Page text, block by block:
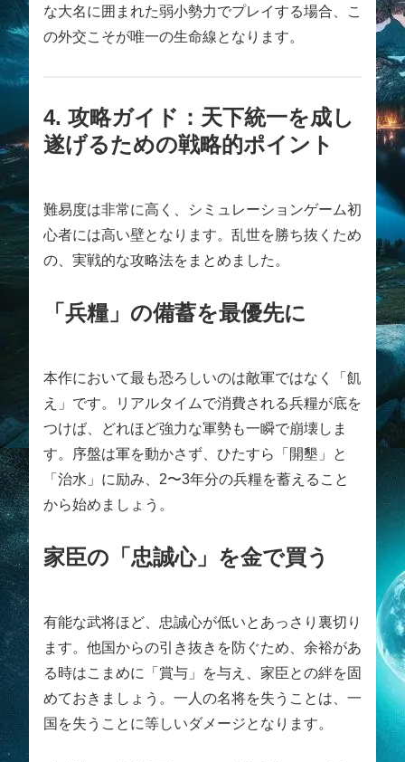
な大名に囲まれた弱小勢力でプレイする場合、こ
の外交こそが唯一の生命線となります。
4. 攻略ガイド：天下統一を成し
遂げるための戦略的ポイント
難易度は非常に高く、シミュレーションゲーム初
心者には高い壁となります。乱世を勝ち抜くため
の、実戦的な攻略法をまとめました。
「兵糧」の備蓄を最優先に
本作において最も恐ろしいのは敵軍ではなく「飢
え」です。リアルタイムで消費される兵糧が底を
つけば、どれほど強力な軍勢も一瞬で崩壊しま
す。序盤は軍を動かさず、ひたすら「開墾」と
「治水」に励み、2〜3年分の兵糧を蓄えること
から始めましょう。
家臣の「忠誠心」を金で買う
有能な武将ほど、忠誠心が低いとあっさり裏切り
ます。他国からの引き抜きを防ぐため、余裕があ
る時はこまめに「賞与」を与え、家臣との絆を固
めておきましょう。一人の名将を失うことは、一
国を失うことに等しいダメージとなります。